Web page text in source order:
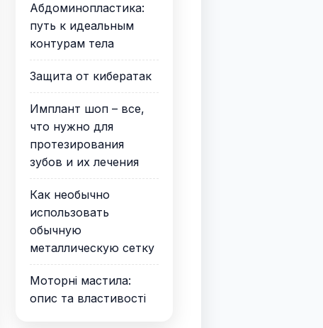
Абдоминопластика:
путь к идеальным
контурам тела
Защита от кибератак
Имплант шоп – все,
что нужно для
протезирования
зубов и их лечения
Как необычно
использовать
обычную
металлическую сетку
Моторні мастила:
опис та властивості